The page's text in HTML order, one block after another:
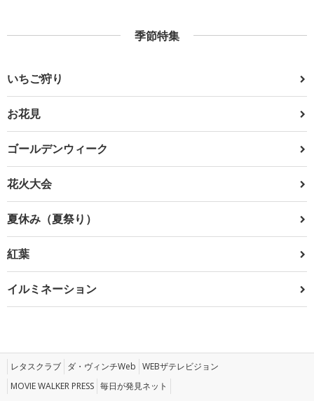
季節特集
いちご狩り
お花見
ゴールデンウィーク
花火大会
夏休み（夏祭り）
紅葉
イルミネーション
レタスクラブ ダ・ヴィンチWeb WEBザテレビジョン
MOVIE WALKER PRESS 毎日が発見ネット